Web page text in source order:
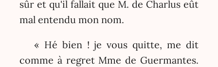
sûr et qu'il fallait que M. de Charlus eût
mal entendu mon nom.
« Hé bien ! je vous quitte, me dit
comme à regret Mme de Guermantes.